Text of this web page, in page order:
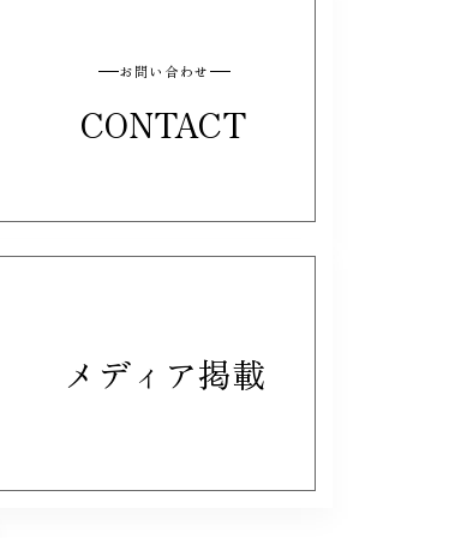
お問い合わせ
CONTACT
メディア掲載